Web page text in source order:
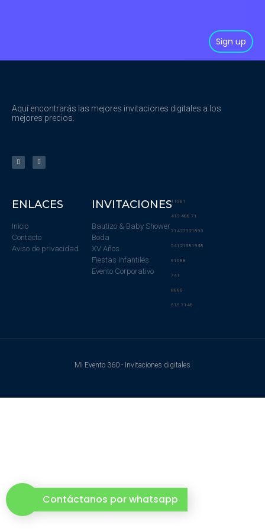
Sign up
Aquí encontrarás las mejores invitaciones digitales a los
mejores precios.
ENLACES
Inicio
Contacto
Aviso de privacidad
INVITACIONES
Bautizo & Baby Shower
Boda
XV Años
Fiestas Infantiles
Evento Corporativo
11981
419 488 71
71427321893
54121381948
91688
741
8888
519 7148
Mi Evento 360 - Invitaciones digitales
Contáctanos por whatsapp